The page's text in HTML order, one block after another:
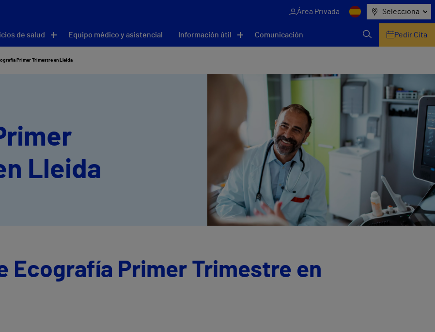
Área Privada Selecciona
de salud Equipo médico y asistencial Información útil Comunicación Pedir Cita
Primer Trimestre en Lleida
Lleida
Ecografía Primer Trimestre en